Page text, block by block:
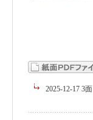
2025-12-17 3面